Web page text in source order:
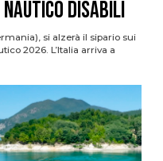
Disabili
si alzerà il sipario sui
2026. L’Italia arriva a